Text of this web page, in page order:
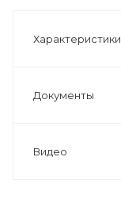
Характеристики
Документы
Видео